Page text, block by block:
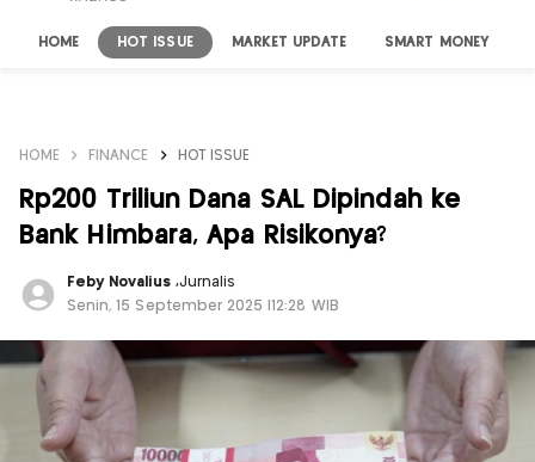
HOME HOT ISSUE MARKET UPDATE SMART MONEY
HOME FINANCE HOT ISSUE
Rp200 Triliun Dana SAL Dipindah ke
Bank Himbara, Apa Risikonya?
Feby Novalius ,Jurnalis
Senin, 15 September 2025 |12:28 WIB